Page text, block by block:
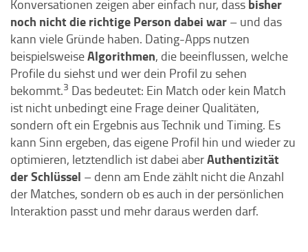
Konversationen zeigen aber einfach nur, dass bisher
noch nicht die richtige Person dabei war – und das
kann viele Gründe haben. Dating-Apps nutzen
beispielsweiseAlgorithmen, die beeinflussen, welche
Profile du siehst und wer dein Profil zu sehen
bekommt.3 Das bedeutet: Ein Match oder kein Match
ist nicht unbedingt eine Frage deiner Qualitäten,
sondern oft ein Ergebnis aus Technik und Timing. Es
kann Sinn ergeben, das eigene Profil hin und wieder zu
optimieren, letztendlich ist dabei aberAuthentizität
der Schlüssel – denn am Ende zählt nicht die Anzahl
der Matches, sondern ob es auch in der persönlichen
Interaktion passt und mehr daraus werden darf.